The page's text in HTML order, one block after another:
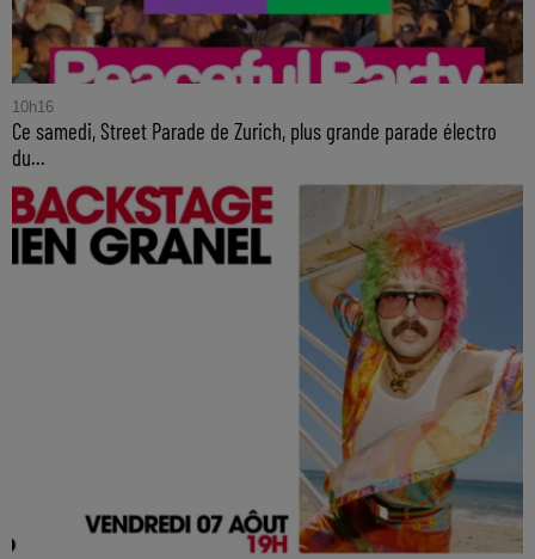
10h16
Ce samedi, Street Parade de Zurich, plus grande parade électro
du...